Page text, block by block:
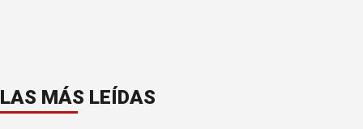
LAS MÁS LEÍDAS